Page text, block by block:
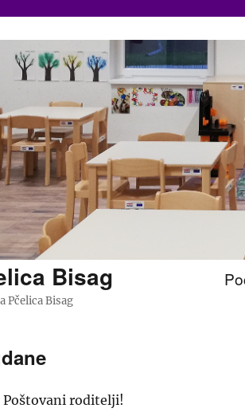
Bisag
Pčelica Bisag
Poštovani roditelji!